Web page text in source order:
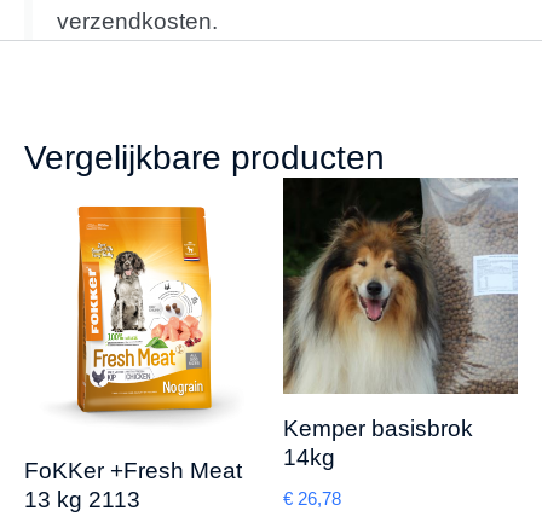
verzendkosten.
Vergelijkbare producten
FoKKer +Fresh Meat
13 kg 2113
Kemper basisbrok
14kg
€ 26,78